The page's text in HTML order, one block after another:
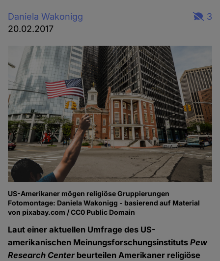
Daniela Wakonigg
20.02.2017
3
US-Amerikaner mögen religiöse Gruppierungen
Fotomontage: Daniela Wakonigg - basierend auf Material
von pixabay.com / CC0 Public Domain
Laut einer aktuellen Umfrage des US-
amerikanischen MeinungsforschungsinstitutsPew
Research Center beurteilen Amerikaner religiöse